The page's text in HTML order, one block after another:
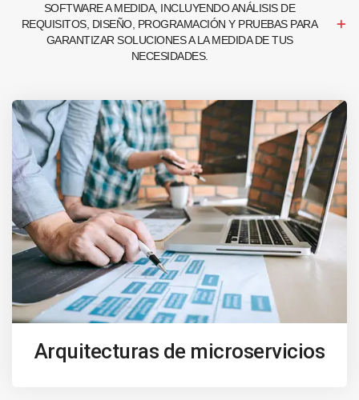
SOFTWARE A MEDIDA, INCLUYENDO ANÁLISIS DE
REQUISITOS, DISEÑO, PROGRAMACIÓN Y PRUEBAS PARA
GARANTIZAR SOLUCIONES A LA MEDIDA DE TUS
NECESIDADES.
Arquitecturas de microservicios